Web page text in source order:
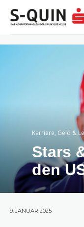
Karriere, Geld &
Stars
den
9. JANUAR 2025